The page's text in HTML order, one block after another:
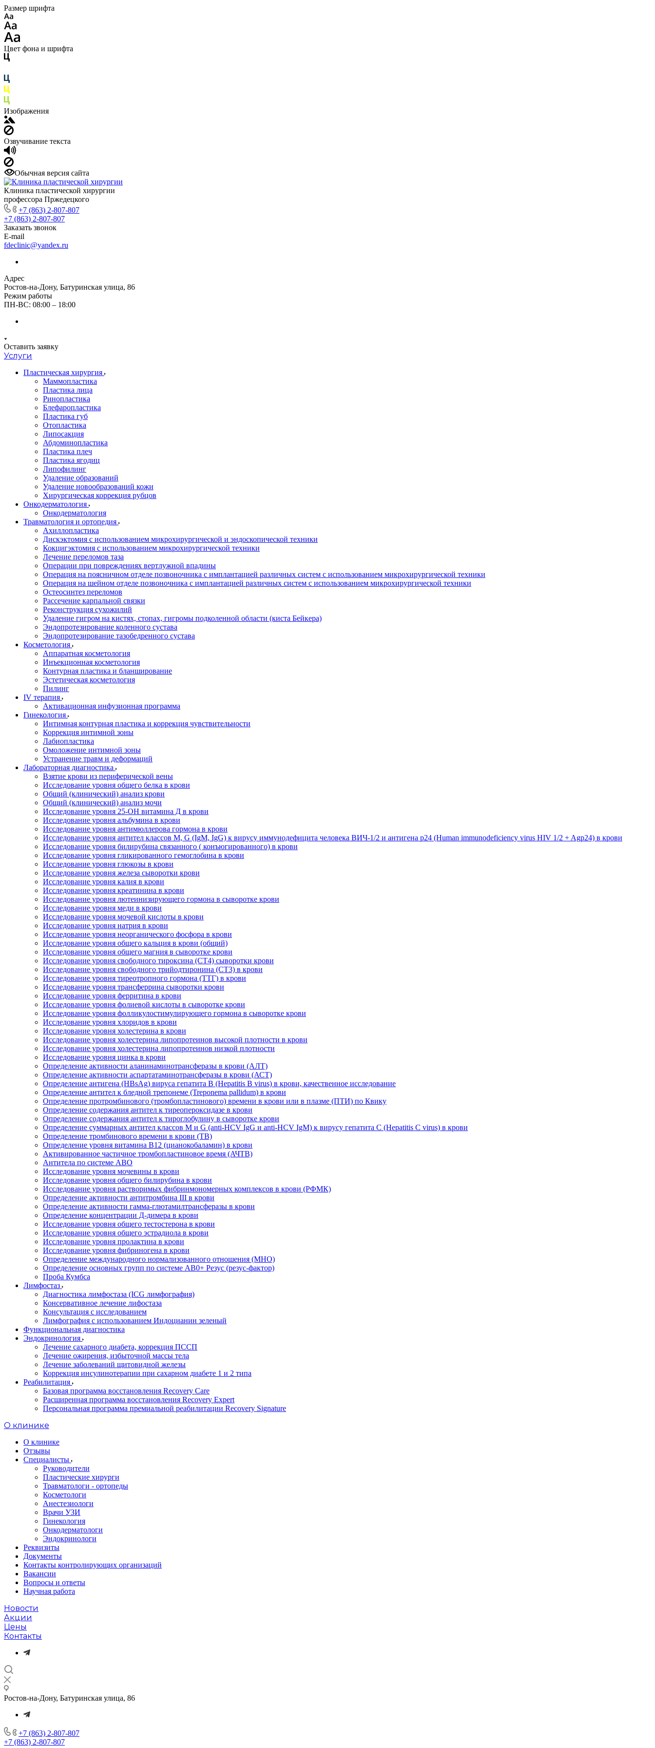
Размер шрифта
Цвет фона и шрифта
Изображения
Озвучивание текста
Обычная версия сайта
Клиника пластической хирургии
профессора Пржедецкого
+7 (863) 2-807-807
+7 (863) 2-807-807
Заказать звонок
E-mail
fdeclinic@yandex.ru
Адрес
Ростов-на-Дону, Батуринская улица, 86
Режим работы
ПН-ВС: 08:00 – 18:00
Оставить заявку
Услуги
Пластическая хирургия
Маммопластика
Пластика лица
Ринопластика
Блефаропластика
Пластика губ
Oтопластика
Липосакция
Абдоминопластика
Пластика плеч
Пластика ягодиц
Липофилинг
Удаление образований
Удаление новообразований кожи
Хирургическая коррекция рубцов
Онкодерматология
Онкодерматология
Травматология и ортопедия
Ахиллопластика
Дискэктомия с использованием микрохирургической и эндоскопической техники
Кокцигэктомия с использованием микрохирургической техники
Лечение переломов таза
Операции при повреждениях вертлужной впадины
Операция на поясничном отделе позвоночника с имплантацией различных систем с использованием микрохирургической техники
Операция на шейном отделе позвоночника с имплантацией различных систем с использованием микрохирургической техники
Остеосинтез переломов
Рассечение карпальной связки
Реконструкция сухожилий
Удаление гигром на кистях, стопах, гигромы подколенной области (киста Бейкера)
Эндопротезирование коленного сустава
Эндопротезирование тазобедренного сустава
Косметология
Аппаратная косметология
Инъекционная косметология
Контурная пластика и бланширование
Эстетическая косметология
Пилинг
IV терапия
Активационная инфузионная программа
Гинекология
Интимная контурная пластика и коррекция чувствительности
Коррекция интимной зоны
Лабиопластика
Омоложение интимной зоны
Устранение травм и деформаций
Лабораторная диагностика
Взятие крови из периферической вены
Исследование уровня общего белка в крови
Общий (клинический) анализ крови
Общий (клинический) анализ мочи
Исследование уровня 25-OH витамина Д в крови
Исследование уровня альбумина в крови
Исследование уровня антимюллерова гормона в крови
Исследование уровня антител классов M, G (IgM, IgG) к вирусу иммунодефицита человека ВИЧ-1/2 и антигена p24 (Human immunodeficiency virus HIV 1/2 + Agp24) в крови
Исследование уровня билирубина связанного ( конъюгированного) в крови
Исследование уровня гликированного гемоглобина в крови
Исследование уровня глюкозы в крови
Исследование уровня железа сыворотки крови
Исследование уровня калия в крови
Исследование уровня креатинина в крови
Исследование уровня лютеинизирующего гормона в сыворотке крови
Исследование уровня меди в крови
Исследование уровня мочевой кислоты в крови
Исследование уровня натрия в крови
Исследование уровня неорганического фосфора в крови
Исследование уровня общего кальция в крови (общий)
Исследование уровня общего магния в сыворотке крови
Исследование уровня свободного тироксина (СТ4) сыворотки крови
Исследование уровня свободного трийодтиронина (СТ3) в крови
Исследование уровня тиреотропного гормона (ТТГ) в крови
Исследование уровня трансферрина сыворотки крови
Исследование уровня ферритина в крови
Исследование уровня фолиевой кислоты в сыворотке крови
Исследование уровня фолликулостимулирующего гормона в сыворотке крови
Исследование уровня хлоридов в крови
Исследование уровня холестерина в крови
Исследование уровня холестерина липопротеинов высокой плотности в крови
Исследование уровня холестерина липопротеинов низкой плотности
Исследование уровня цинка в крови
Определение активности аланинаминотрансферазы в крови (АЛТ)
Определение активности аспартатаминотрансферазы в крови (АСТ)
Определение антигена (HBsAg) вируса гепатита B (Hepatitis B virus) в крови, качественное исследование
Определение антител к бледной трепонеме (Treponema pallidum) в крови
Определение протромбинового (тромбопластинового) времени в крови или в плазме (ПТИ) по Квику
Определение содержания антител к тиреопероксидазе в крови
Определение содержания антител к тироглобулину в сыворотке крови
Определение суммарных антител классов M и G (anti-HCV IgG и anti-HCV IgM) к вирусу гепатита C (Hepatitis C virus) в крови
Определение тромбинового времени в крови (ТВ)
Определение уровня витамина B12 (цианокобаламин) в крови
Активированное частичное тромбопластиновое время (АЧТВ)
Антитела по системе АВО
Исследование уровня мочевины в крови
Исследование уровня общего билирубина в крови
Исследование уровня растворимых фибринмономерных комплексов в крови (РФМК)
Определение активности антитромбина III в крови
Определение активности гамма-глютамилтрансферазы в крови
Определение концентрации Д-димера в крови
Исследование уровня общего тестостерона в крови
Исследование уровня общего эстрадиола в крови
Исследование уровня пролактина в крови
Исследование уровня фибриногена в крови
Определение международного нормализованного отношения (МНО)
Определение основных групп по системе AB0+ Резус (резус-фактор)
Проба Кумбса
Лимфостаз
Диагностика лимфостаза (ICG лимфография)
Консервативное лечение лифостаза
Консультация с исследованием
Лимфография с использованием Индоцианин зеленый
Функциональная диагностика
Эндокринология
Лечение сахарного диабета, коррекция ПССП
Лечение ожирения, избыточной массы тела
Лечение заболеваний щитовидной железы
Коррекция инсулинотерапии при сахарном диабете 1 и 2 типа
Реабилитация
Базовая программа восстановления Recovery Care
Расширенная программа восстановления Recovery Expert
Персональная программа премиальной реабилитации Recovery Signature
O клинике
О клинике
Отзывы
Специалисты
Руководители
Пластические хирурги
Травматологи - ортопеды
Косметологи
Анестезиологи
Врачи УЗИ
Гинекология
Онкодерматологи
Эндокринологи
Реквизиты
Документы
Контакты контролирующих организаций
Вакансии
Вопросы и ответы
Научная работа
Новости
Акции
Цены
Контакты
Ростов-на-Дону, Батуринская улица, 86
+7 (863) 2-807-807
+7 (863) 2-807-807